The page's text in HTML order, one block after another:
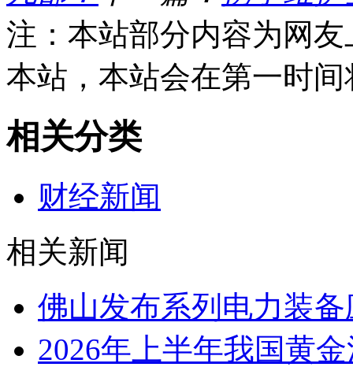
注：本站部分内容为网
本站，本站会在第一时
相关分类
财经新闻
相关新闻
佛山发布系列电力装
2026年上半年我国黄